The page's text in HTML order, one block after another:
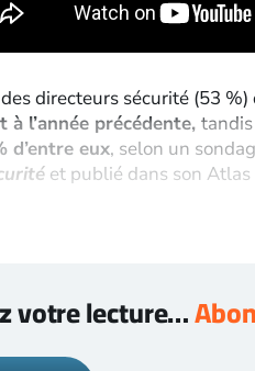
directeurs sécurité (53
l’année précédente,
d’entre eux, selon un
et publié dans son Atlas
votre lecture…